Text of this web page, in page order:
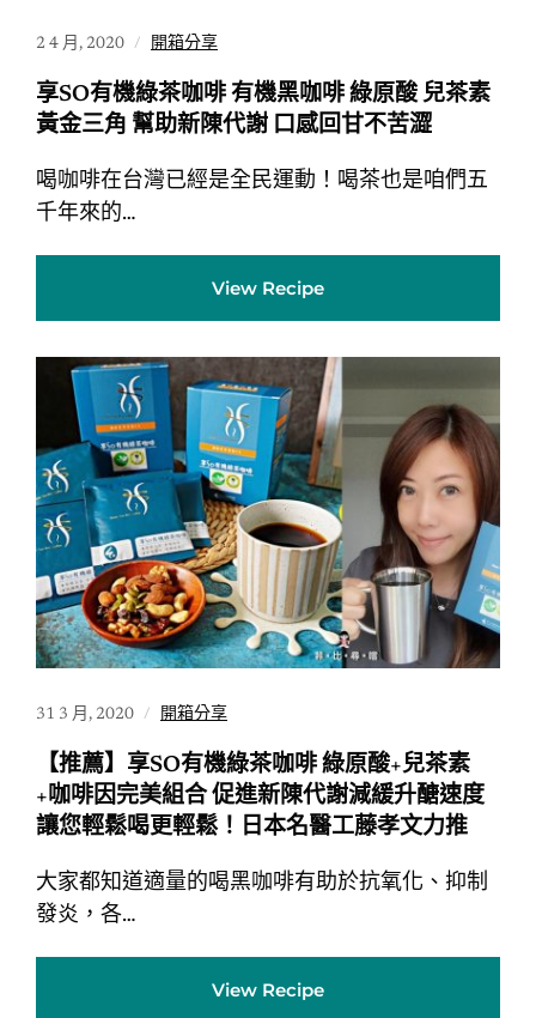
2 4 月, 2020 開箱分享
享SO有機綠茶咖啡 有機黑咖啡 綠原酸 兒茶素
黃金三角 幫助新陳代謝 口感回甘不苦澀
喝咖啡在台灣已經是全民運動！喝茶也是咱們五
千年來的…
View Recipe
31 3 月, 2020 開箱分享
【推薦】享SO有機綠茶咖啡 綠原酸+兒茶素
+咖啡因完美組合 促進新陳代謝減緩升醣速度
讓您輕鬆喝更輕鬆！日本名醫工藤孝文力推
大家都知道適量的喝黑咖啡有助於抗氧化、抑制
發炎，各…
View Recipe